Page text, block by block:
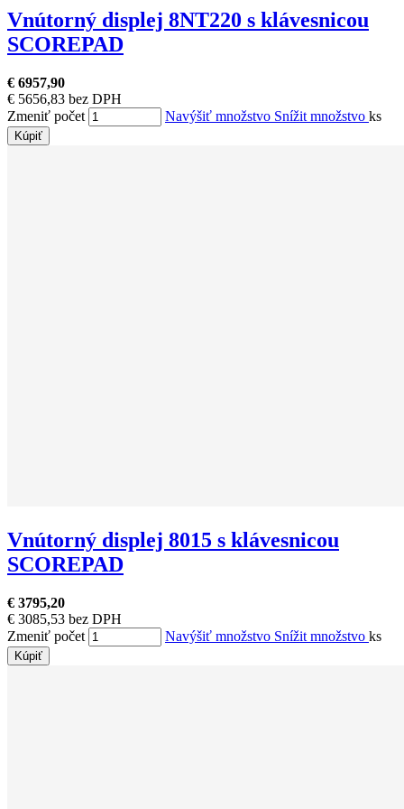
Vnútorný displej 8NT220 s klávesnicou
SCOREPAD
€ 6957,90
€ 5656,83 bez DPH
Zmeniť počet
Navýšiť množstvo Snížit množstvo ks
Kúpiť
Vnútorný displej 8015 s klávesnicou
SCOREPAD
€ 3795,20
€ 3085,53 bez DPH
Zmeniť počet
Navýšiť množstvo Snížit množstvo ks
Kúpiť